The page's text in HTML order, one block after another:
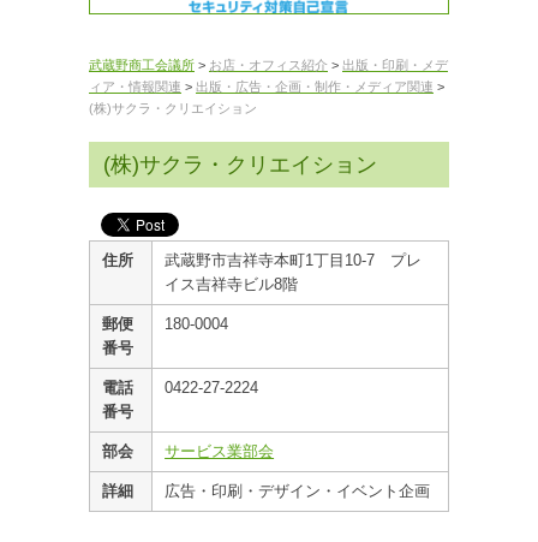
武蔵野商工会議所 > お店・オフィス紹介 > 出版・印刷・メデ
ィア・情報関連 > 出版・広告・企画・制作・メディア関連 >
(株)サクラ・クリエイション
(株)サクラ・クリエイション
住所
武蔵野市吉祥寺本町1丁目10-7 プレ
イス吉祥寺ビル8階
郵便
番号
180-0004
電話
番号
0422-27-2224
部会 サービス業部会
詳細 広告・印刷・デザイン・イベント企画